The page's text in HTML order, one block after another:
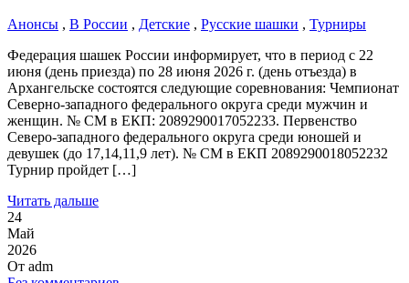
Анонсы , В России , Детские , Русские шашки , Турниры
Федерация шашек России информирует, что в период с 22
июня (день приезда) по 28 июня 2026 г. (день отъезда) в
Архангельске состоятся следующие соревнования: Чемпионат
Северно-западного федерального округа среди мужчин и
женщин. № СМ в ЕКП: 2089290017052233. Первенство
Северо-западного федерального округа среди юношей и
девушек (до 17,14,11,9 лет). № СМ в ЕКП 2089290018052232
Турнир пройдет […]
Читать дальше
24
Май
2026
От adm